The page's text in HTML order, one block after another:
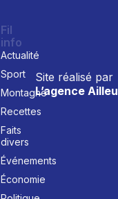
Site réalisé par
L’agence
Fil
info
Actualité
Sport
Montagne
Recettes
Faits
divers
Événements
Économie